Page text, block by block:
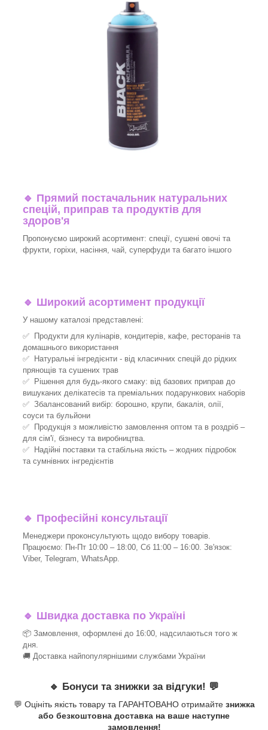
🔹 Прямий постачальник натуральних
спецій, приправ та продуктів для
здоров'я
Пропонуємо широкий асортимент: спеції, сушені овочі та
фрукти, горіхи, насіння, чай, суперфуди та багато іншого
🔹 Широкий асортимент продукції
У нашому каталозі представлені:
✅ Продукти для кулінарів, кондитерів, кафе, ресторанів та
домашнього використання
✅ Натуральні інгредієнти - від класичних спецій до рідких
прянощів та сушених трав
✅ Рішення для будь-якого смаку: від базових приправ до
вишуканих делікатесів та преміальних подарункових наборів
✅ Збалансований вибір: борошно, крупи, бакалія, олії,
соуси та бульйони
✅ Продукція з можливістю замовлення оптом та в роздріб –
для сім'ї, бізнесу та виробництва.
✅ Надійні поставки та стабільна якість – жодних підробок
та сумнівних інгредієнтів
🔹 Професійні консультації
Менеджери проконсультують щодо вибору товарів.
Працюємо: Пн-Пт 10:00 – 18:00, Сб 11:00 – 16:00. Зв'язок:
Viber, Telegram, WhatsApp.
🔹 Швидка доставка по Україні
📦 Замовлення, оформлені до 16:00, надсилаються того ж
дня.
🚚 Доставка найпопулярнішими службами України
🔹 Бонуси та знижки за відгуки! 💬
💬 Оцініть якість товару та ГАРАНТОВАНО отримайте знижка
або безкоштовна доставка на ваше наступне
замовлення!